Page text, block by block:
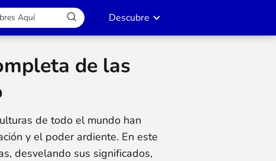
Descubre
de las
de todo el mundo han
y el poder ardiente. En este
desvelando sus significados,